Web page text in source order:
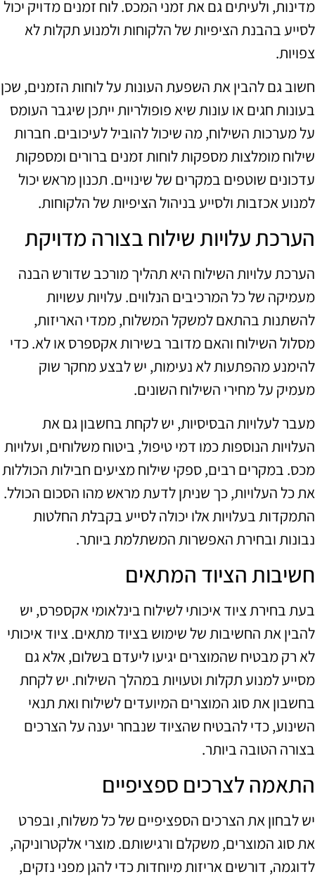
מדינות, ולעיתים גם את זמני המכס. לוח זמנים מדויק יכול
לסייע בהבנת הציפיות של הלקוחות ולמנוע תקלות לא
צפויות.
חשוב גם להבין את השפעת העונות על לוחות הזמנים, שכן
בעונות חגים או עונות שיא פופולריות ייתכן שיגבר העומס
על מערכות השילוח, מה שיכול להוביל לעיכובים. חברות
שילוח מומלצות מספקות לוחות זמנים ברורים ומספקות
עדכונים שוטפים במקרים של שינויים. תכנון מראש יכול
למנוע אכזבות ולסייע בניהול הציפיות של הלקוחות.
הערכת עלויות שילוח בצורה מדויקת
הערכת עלויות השילוח היא תהליך מורכב שדורש הבנה
מעמיקה של כל המרכיבים הנלווים. עלויות עשויות
להשתנות בהתאם למשקל המשלוח, ממדי האריזות,
מסלול השילוח והאם מדובר בשירות אקספרס או לא. כדי
להימנע מהפתעות לא נעימות, יש לבצע מחקר שוק
מעמיק על מחירי השילוח השונים.
מעבר לעלויות הבסיסיות, יש לקחת בחשבון גם את
העלויות הנוספות כמו דמי טיפול, ביטוח משלוחים, ועלויות
מכס. במקרים רבים, ספקי שילוח מציעים חבילות הכוללות
את כל העלויות, כך שניתן לדעת מראש מהו הסכום הכולל.
התמקדות בעלויות אלו יכולה לסייע בקבלת החלטות
נבונות ובחירת האפשרות המשתלמת ביותר.
חשיבות הציוד המתאים
בעת בחירת ציוד איכותי לשילוח בינלאומי אקספרס, יש
להבין את החשיבות של שימוש בציוד מתאים. ציוד איכותי
לא רק מבטיח שהמוצרים יגיעו ליעדם בשלום, אלא גם
מסייע למנוע תקלות וטעויות במהלך השילוח. יש לקחת
בחשבון את סוג המוצרים המיועדים לשילוח ואת תנאי
השינוע, כדי להבטיח שהציוד שנבחר יענה על הצרכים
בצורה הטובה ביותר.
התאמה לצרכים ספציפיים
יש לבחון את הצרכים הספציפיים של כל משלוח, ובפרט
את סוג המוצרים, משקלם ורגישותם. מוצרי אלקטרוניקה,
לדוגמה, דורשים אריזות מיוחדות כדי להגן מפני נזקים,